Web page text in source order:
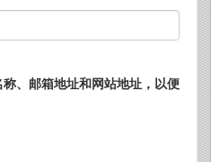
、邮箱地址和网站地址，以便